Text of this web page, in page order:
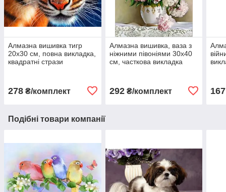
Алмазна вишивка тигр
20х30 см, повна викладка,
квадратні стрази
278 ₴/комплект
Алмазна вишивка, ваза з
ніжними півоніями 30х40
см, часткова викладка
292₴/комплект 167
Подібні товари компанії